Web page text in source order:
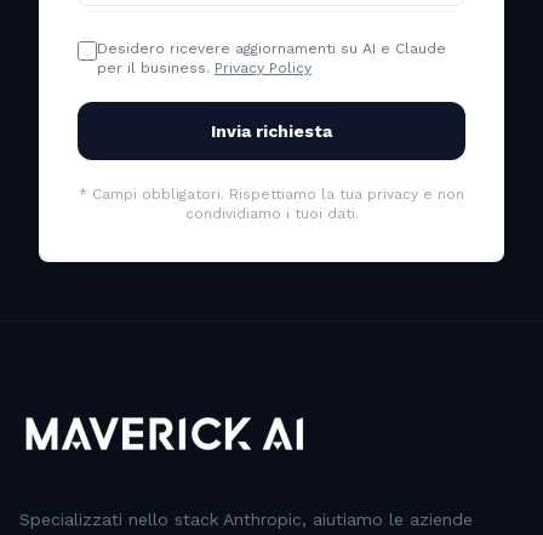
Desidero ricevere aggiornamenti su AI e Claude
per il business. Privacy Policy
Invia richiesta
* Campi obbligatori. Rispettiamo la tua privacy e non
condividiamo i tuoi dati.
Specializzati nello stack Anthropic, aiutiamo le aziende